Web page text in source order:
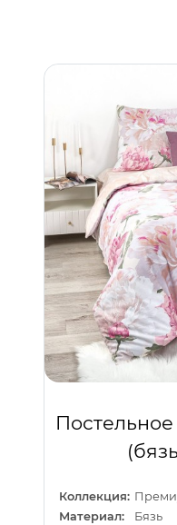
Постельное
Коллекция:
Материал:
Бязь